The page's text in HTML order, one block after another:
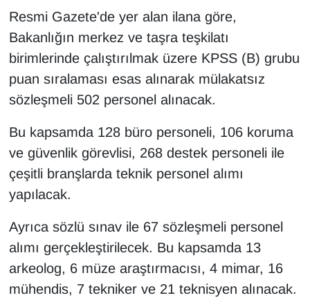
Resmi Gazete'de yer alan ilana göre,
Bakanlığın merkez ve taşra teşkilatı
birimlerinde çalıştırılmak üzere KPSS (B) grubu
puan sıralaması esas alınarak mülakatsız
sözleşmeli 502 personel alınacak.
Bu kapsamda 128 büro personeli, 106 koruma
ve güvenlik görevlisi, 268 destek personeli ile
çeşitli branşlarda teknik personel alımı
yapılacak.
Ayrıca sözlü sınav ile 67 sözleşmeli personel
alımı gerçekleştirilecek. Bu kapsamda 13
arkeolog, 6 müze araştırmacısı, 4 mimar, 16
mühendis, 7 tekniker ve 21 teknisyen alınacak.
HABERDE İNSAN
İngilizce
Kadın
Kim Kimdir?
Kültür & Sanat
KURDÎ
MAGAZİN
MEDYA